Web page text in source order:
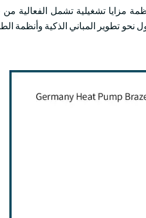
مزايا تشغيلية تشمل الفعالية
نحو تطوير المباني الذكية وأنظمة